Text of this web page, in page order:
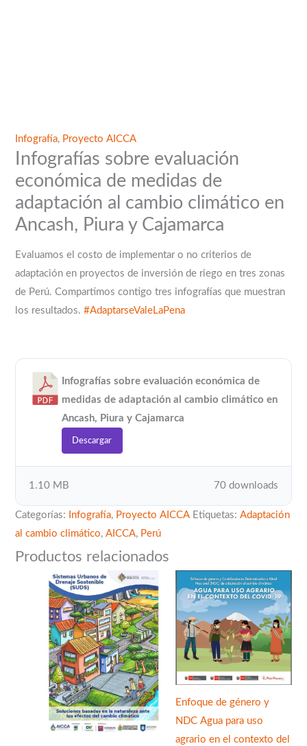
Infografía, Proyecto AICCA
Infografías sobre evaluación
económica de medidas de
adaptación al cambio climático en
Ancash, Piura y Cajamarca
Evaluamos el costo de implementar o no criterios de
adaptación en proyectos de inversión de riego en tres zonas
de Perú. Compartimos contigo tres infografías que muestran
los resultados.#AdaptarseValeLaPena
Infografías sobre evaluación económica de
medidas de adaptación al cambio climático en
Ancash, Piura y Cajamarca
Descargar
70 downloads
1.10 MB
Categorías: Infografía, Proyecto AICCA Etiquetas:Adaptación
al cambio climático,AICCA, Perú
Productos relacionados
Enfoque de género y
NDC Agua para uso
agrario en el contexto del